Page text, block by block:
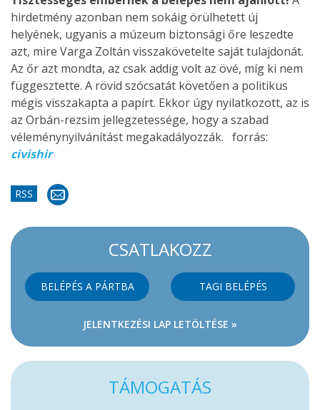
hirdetmény azonban nem sokáig örülhetett új
helyének, ugyanis a múzeum biztonsági őre leszedte
azt, mire Varga Zoltán visszakövetelte saját tulajdonát.
Az őr azt mondta, az csak addig volt az övé, míg ki nem
függesztette. A rövid szócsatát követően a politikus
mégis visszakapta a papírt. Ekkor úgy nyilatkozott, az is
az Orbán-rezsim jellegzetessége, hogy a szabad
véleménynyilvánítást megakadályozzák. forrás:
civishir
RSS
CSATLAKOZZ
BELÉPÉS A PÁRTBA TAGI BELÉPÉS
JELENTKEZÉSI LAP LETÖLTÉSE »
TÁMOGATÁS